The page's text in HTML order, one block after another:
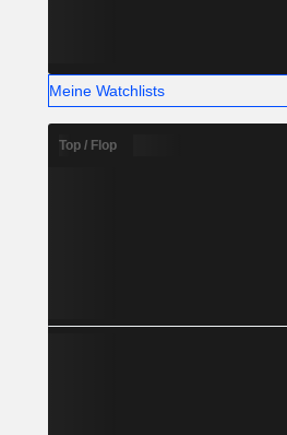
Meine Watchlists
Top / Flop